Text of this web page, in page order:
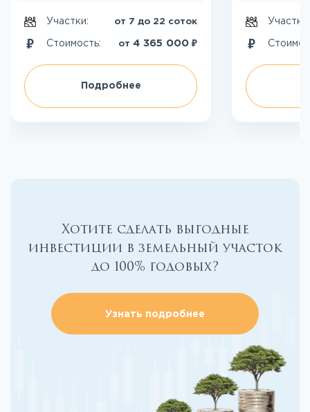
Участки: от 7 до 22 соток
Стоимость: от 4 365 000 ₽
Подробнее
Участки:
Хотите сделать выгодные
инвестиции в земельный участок
до 100% годовых?
Узнать подробнее